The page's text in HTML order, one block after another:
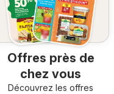
Offres près de
chez vous
Découvrez les offres